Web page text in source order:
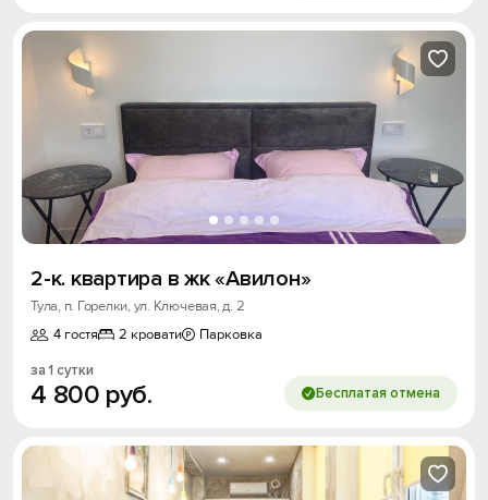
2-к. квартира в жк «Авилон»
Тула, п. Горелки, ул. Ключевая, д. 2
4 гостя
2 кровати Парковка
за 1 сутки
4 800 руб. Бесплатая отмена